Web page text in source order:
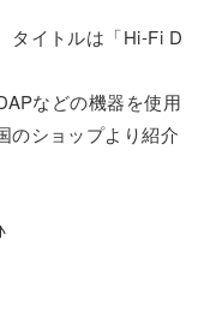
タイトルは「Hi-Fi D
などの機器を使用
のショップより紹介